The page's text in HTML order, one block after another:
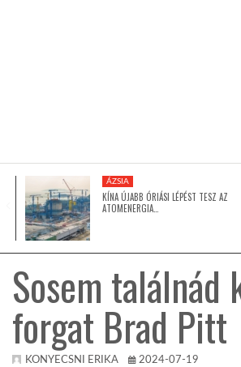
GLOBOTV BP
HÍR3D
TROPICALMAGAZIN
ÁZSIA
KÍNA ÚJABB ÓRIÁSI LÉPÉST TESZ AZ
ATOMENERGIA…
Sosem találnád
forgat Brad Pitt
KONYECSNI ERIKA 2024-07-19